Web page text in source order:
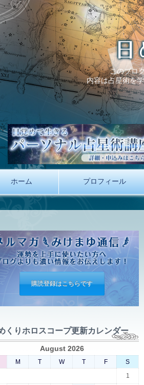
このブロ
内容は占星術を
ホーム プロフィール
購読登録はこちらです
くりホロスコープ更新カレンダー
August 2026
M T W T F
S
1